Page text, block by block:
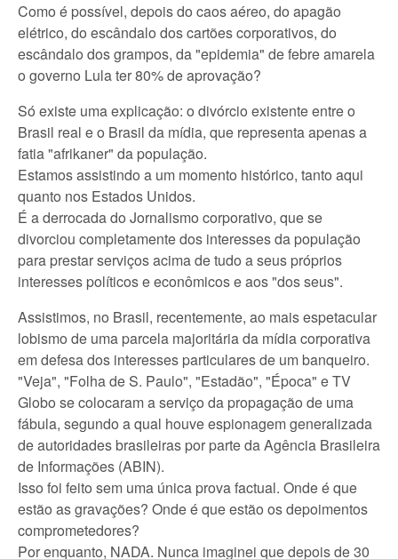
Como é possível, depois do caos aéreo, do apagão
elétrico, do escândalo dos cartões corporativos, do
escândalo dos grampos, da "epidemia" de febre amarela
o governo Lula ter 80% de aprovação?
Só existe uma explicação: o divórcio existente entre o
Brasil real e o Brasil da mídia, que representa apenas a
fatia "afrikaner" da população.
Estamos assistindo a um momento histórico, tanto aqui
quanto nos Estados Unidos.
É a derrocada do Jornalismo corporativo, que se
divorciou completamente dos interesses da população
para prestar serviços acima de tudo a seus próprios
interesses políticos e econômicos e aos "dos seus".
Assistimos, no Brasil, recentemente, ao mais espetacular
lobismo de uma parcela majoritária da mídia corporativa
em defesa dos interesses particulares de um banqueiro.
"Veja", "Folha de S. Paulo", "Estadão", "Época" e TV
Globo se colocaram a serviço da propagação de uma
fábula, segundo a qual houve espionagem generalizada
de autoridades brasileiras por parte da Agência Brasileira
de Informações (ABIN).
Isso foi feito sem uma única prova factual. Onde é que
estão as gravações? Onde é que estão os depoimentos
comprometedores?
Por enquanto, NADA. Nunca imaginei que depois de 30